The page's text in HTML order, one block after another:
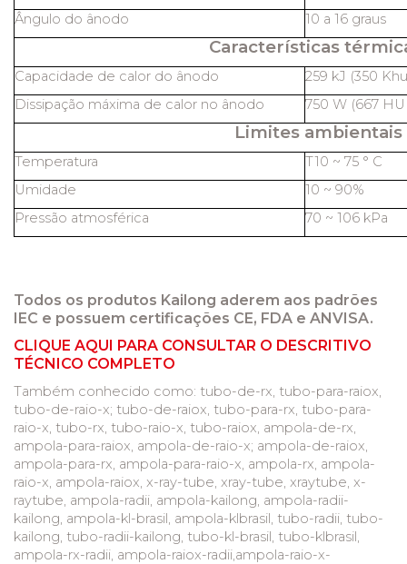
Ângulo do ânodo
10 a 16 graus
Características
Capacidade de calor do ânodo
259 kJ (350
Dissipação máxima de calor no ânodo
750 W (667 HU
Limites ambientais
Temperatura
T10 ~ 75 ° C
Umidade
10 ~ 90%
Pressão atmosférica
70 ~ 106 kPa
Todos os produtos Kailong aderem aos padrões
IEC e possuem certificações CE, FDA e ANVISA.
CLIQUE AQUI PARA CONSULTAR O DESCRITIVO
TÉCNICO COMPLETO
Também conhecido como: tubo-de-rx, tubo-para-raiox,
tubo-de-raio-x; tubo-de-raiox, tubo-para-rx, tubo-para-
raio-x, tubo-rx, tubo-raio-x, tubo-raiox, ampola-de-rx,
ampola-para-raiox, ampola-de-raio-x; ampola-de-raiox,
ampola-para-rx, ampola-para-raio-x, ampola-rx, ampola-
raio-x, ampola-raiox, x-ray-tube, xray-tube, xraytube, x-
raytube, ampola-radii, ampola-kailong, ampola-radii-
kailong, ampola-kl-brasil, ampola-klbrasil, tubo-radii, tubo-
kailong, tubo-radii-kailong, tubo-kl-brasil, tubo-klbrasil,
ampola-rx-radii, ampola-raiox-radii,ampola-raio-x-